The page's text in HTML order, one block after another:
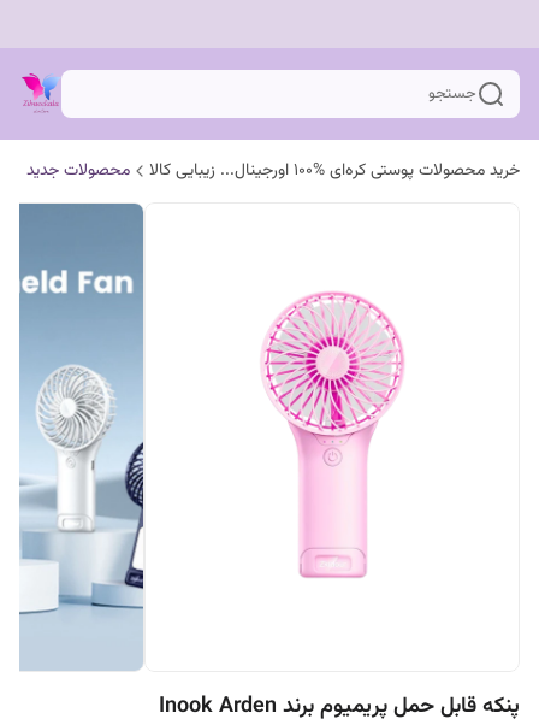
جستجو
خرید محصولات پوستی کره‌ای %100 اورجینال... زیبایی کالا محصولات جدید
پنکه قابل حمل پریمیوم برند Inook Arden